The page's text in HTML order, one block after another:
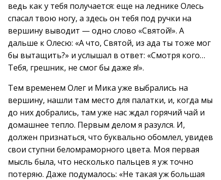
ведь как у тебя получается: еще на леднике Олесь
спасал твою ногу, а здесь он тебя под ручки на
вершину выводит — одно слово «Святой!». А
дальше к Олесю: «А что, Святой, из ада ты тоже мог
бы вытащить?» и услышал в ответ: «Смотря кого…
Тебя, грешник, не смог бы даже я!».
Тем временем Олег и Мика уже выбрались на
вершину, нашли там место для палатки, и, когда мы
до них добрались, там уже нас ждал горячий чай и
домашнее тепло. Первым делом я разулся. И,
должен признаться, что буквально обомлел, увидев
свои ступни беломраморного цвета. Моя первая
мысль была, что несколько пальцев я уж точно
потеряю. Даже подумалось: «Не такая уж большая